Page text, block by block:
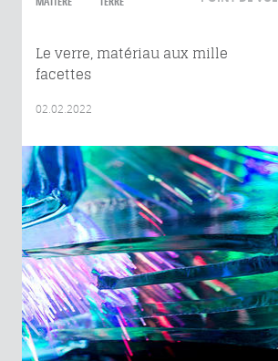
Le verre, matériau aux mille
facettes
02.02.2022